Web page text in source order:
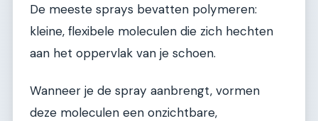
De meeste sprays bevatten polymeren:
kleine, flexibele moleculen die zich hechten
aan het oppervlak van je schoen.
Wanneer je de spray aanbrengt, vormen
deze moleculen een onzichtbare,